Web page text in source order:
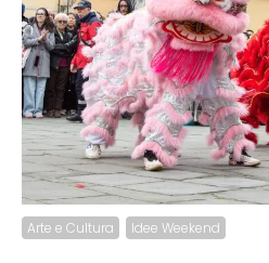
Arte e Cultura Idee Weekend